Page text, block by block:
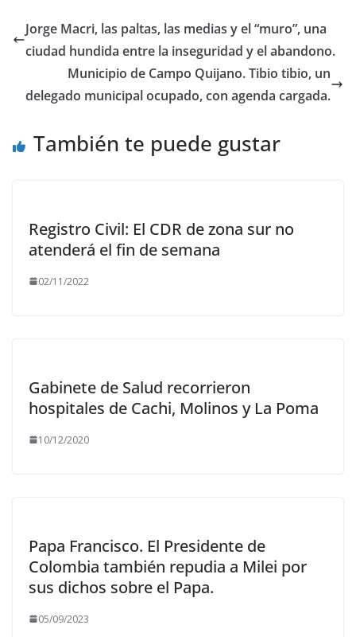
b
o
o
k
d
o
n
l p
ar
ti
r
Jorge Macri, las paltas, las medias y el “muro”, una
ciudad hundida entre la inseguridad y el abandono.
Municipio de Campo Quijano. Tibio tibio, un
delegado municipal ocupado, con agenda cargada.
También te puede gustar
Registro Civil: El CDR de zona sur no
atenderá el fin de semana
02/11/2022
Gabinete de Salud recorrieron
hospitales de Cachi, Molinos y La Poma
10/12/2020
Papa Francisco. El Presidente de
Colombia también repudia a Milei por
sus dichos sobre el Papa.
05/09/2023